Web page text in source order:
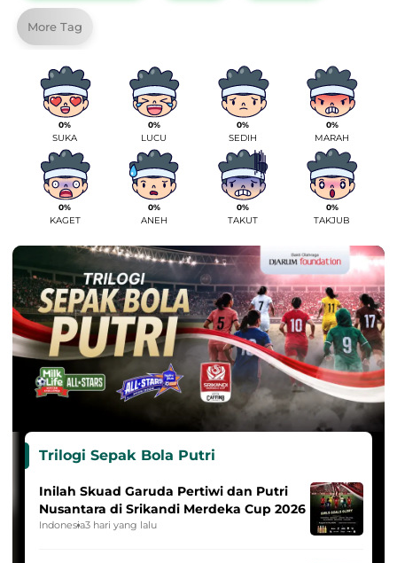
More Tag
0%
SUKA
0%
LUCU
0%
SEDIH
0%
MARAH
0%
KAGET
0%
ANEH
0%
TAKUT
0%
TAKJUB
Trilogi Sepak Bola Putri
Inilah Skuad Garuda Pertiwi dan Putri
Nusantara di Srikandi Merdeka Cup 2026
Indonesia3 hari yang lalu